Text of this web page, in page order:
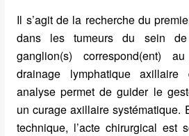
Il s’agit de la recherche du
dans les tumeurs du sein
ganglion(s) correspond(ent)
drainage lymphatique
analyse permet de guider le
un curage axillaire systématique.
technique, l’acte chirurgical est